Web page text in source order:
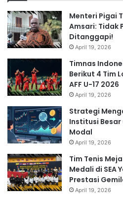
Menteri Pigai
Amsari: Tidak
Ditanggapi!
April 19, 2026
Timnas
Berikut 4 Tim
AFF U-17 2026
April 19, 2026
Strategi
Institusi Besar
Modal
April 19, 2026
Tim Tenis
Medali di SEA
Prestasi
April 19, 2026